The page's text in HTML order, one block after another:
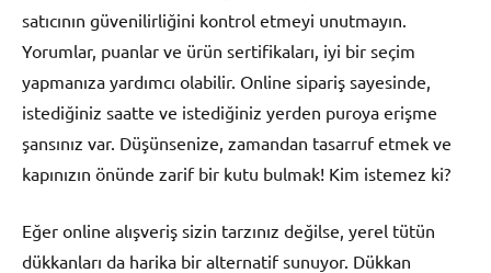
satıcının güvenilirliğini kontrol etmeyi unutmayın.
Yorumlar, puanlar ve ürün sertifikaları, iyi bir seçim
yapmanıza yardımcı olabilir. Online sipariş sayesinde,
istediğiniz saatte ve istediğiniz yerden puroya erişme
şansınız var. Düşünsenize, zamandan tasarruf etmek ve
kapınızın önünde zarif bir kutu bulmak! Kim istemez ki?
Eğer online alışveriş sizin tarzınız değilse, yerel tütün
dükkanları da harika bir alternatif sunuyor. Dükkan